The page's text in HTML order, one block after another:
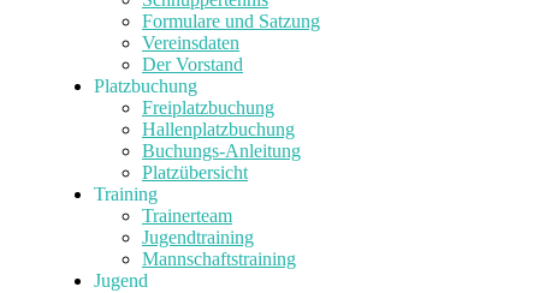
Formulare und Satzung
Vereinsdaten
Der Vorstand
Platzbuchung
Freiplatzbuchung
Hallenplatzbuchung
Buchungs-Anleitung
Platzübersicht
Training
Trainerteam
Jugendtraining
Mannschaftstraining
Jugend